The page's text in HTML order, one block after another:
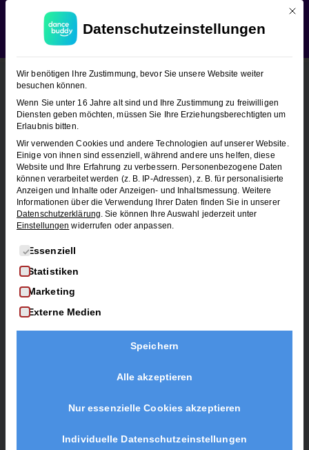
WEDDING SEASON SALE:
Hochzeitstanzkurse!Verwerfen
Wedding Season Sale - Limitiertes Angebot
Euer Hochzeitstanz.
Jetzt zum halben Preis.
Lernt euren Hochzeitstanz online – flexibel, stressfrei
und in eurem eigenen Tempo. Discofox, Langsamer
Walzer oder Wiener Walzer.
Mit
Datenschutzeinstellungen
Wir benötigen Ihre Zustimmung, bevor Sie unsere Website weiter
besuchen können.
Wenn Sie unter 16 Jahre alt sind und Ihre Zustimmung zu freiwilligen
Diensten geben möchten, müssen Sie Ihre Erziehungsberechtigten um
Erlaubnis bitten.
Wir verwenden Cookies und andere Technologien auf unserer Website.
Einige von ihnen sind essenziell, während andere uns helfen, diese
Website und Ihre Erfahrung zu verbessern. Personenbezogene Daten
können verarbeitet werden (z. B. IP-Adressen), z. B. für personalisierte
Anzeigen und Inhalte oder Anzeigen- und Inhaltsmessung. Weitere
Informationen über die Verwendung Ihrer Daten finden Sie in unserer
Datenschutzerklärung. Sie können Ihre Auswahl jederzeit unter
Einstellungen widerrufen oder anpassen.
Es folgt eine Liste der Service-Gruppen, für die eine
Essenziell
Statistiken
Marketing
Externe Medien
Speichern
Alle akzeptieren
Nur essenzielle Cookies akzeptieren
Individuelle Datenschutzeinstellungen